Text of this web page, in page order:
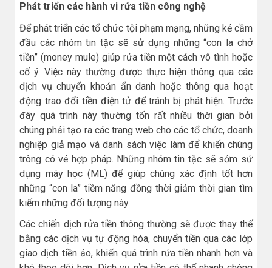
Phát triển các hành vi rửa tiền công nghệ
Để phát triển các tổ chức tội phạm mạng, những kẻ cầm
đầu các nhóm tin tặc sẽ sử dụng những “con la chở
tiền” (money mule) giúp rửa tiền một cách vô tình hoặc
cố ý. Việc này thường được thực hiện thông qua các
dịch vụ chuyển khoản ẩn danh hoặc thông qua hoạt
động trao đổi tiền điện tử để tránh bị phát hiện. Trước
đây quá trình này thường tốn rất nhiều thời gian bởi
chúng phải tạo ra các trang web cho các tổ chức, doanh
nghiệp giả mạo và danh sách việc làm để khiến chúng
trông có vẻ hợp pháp. Những nhóm tin tặc sẽ sớm sử
dụng máy học (ML) để giúp chúng xác định tốt hơn
những “con la” tiềm năng đồng thời giảm thời gian tìm
kiếm những đối tượng này.
Các chiến dịch rửa tiền thông thường sẽ được thay thế
bằng các dịch vụ tự động hóa, chuyển tiền qua các lớp
giao dịch tiền ảo, khiến quá trình rửa tiền nhanh hơn và